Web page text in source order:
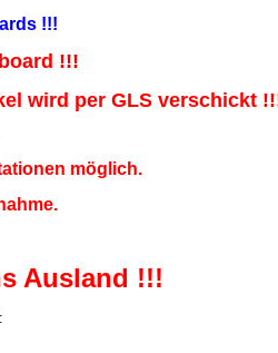
!!!
!!!
wird per GLS verschickt
möglich.
Ausland !!!